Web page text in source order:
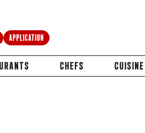
Application
CHEFS CUISINE